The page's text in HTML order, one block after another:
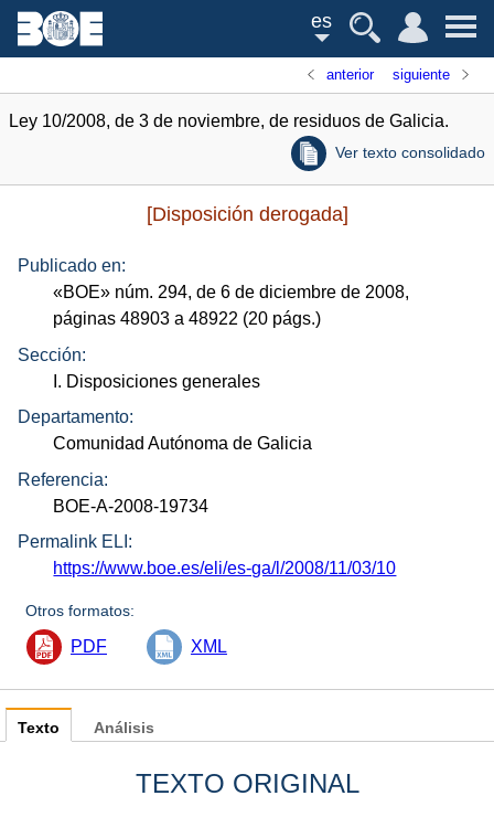
es
anterior siguiente
Ley 10/2008, de 3 de noviembre, de residuos de Galicia.
Ver texto consolidado
[Disposición derogada]
Publicado en:
«BOE» núm. 294, de 6 de diciembre de 2008,
páginas 48903 a 48922 (20 págs.)
Sección:
I. Disposiciones generales
Departamento:
Comunidad Autónoma de Galicia
Referencia:
BOE-A-2008-19734
Permalink ELI:
https://www.boe.es/eli/es-ga/l/2008/11/03/10
Otros formatos:
PDF XML
Texto
TEXTO ORIGINAL
Análisis